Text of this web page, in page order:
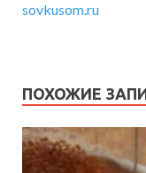
sovkusom.ru
ПОХОЖИЕ